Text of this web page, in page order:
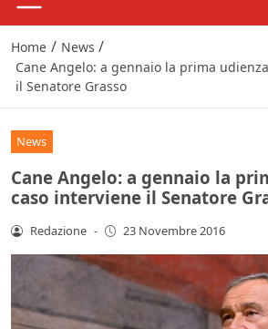
Home / News /
Cane Angelo: a gennaio la prima
il Senatore Grasso
News
Cane Angelo: a gennaio la
caso interviene il Senatore
Redazione - 23 Novembre 2016